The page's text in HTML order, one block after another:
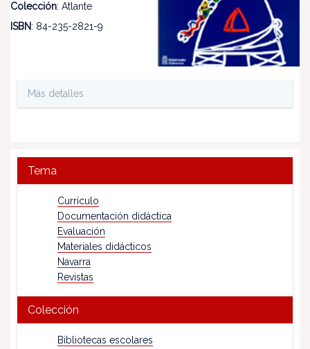
Colección: Atlante
ISBN: 84-235-2821-9
Más detalles
Tema
Currículo
Documentación didáctica
Evaluación
Materiales didácticos
Navarra
Revistas
Colección
Bibliotecas escolares